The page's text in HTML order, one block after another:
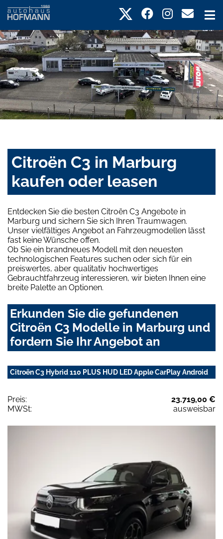
Citroën C3 in Marburg
kaufen oder leasen
Entdecken Sie die besten Citroën C3 Angebote in
Marburg und sichern Sie sich Ihren Traumwagen.
Unser vielfältiges Angebot an Fahrzeugmodellen lässt
fast keine Wünsche offen.
Ob Sie ein brandneues Modell mit den neuesten
technologischen Features suchen oder sich für ein
preiswertes, aber qualitativ hochwertiges
Gebrauchtfahrzeug interessieren, wir bieten Ihnen eine
breite Palette an Optionen.
Erkunden Sie die gefundenen
Citroën C3 Modelle in Marburg und
fordern Sie Ihr Angebot an
Citroën C3 Hybrid 110 PLUS HUD LED Apple CarPlay Android
Preis:
23.719,00 €
MWSt:
ausweisbar